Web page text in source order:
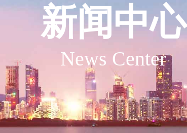
新闻中心
News Center